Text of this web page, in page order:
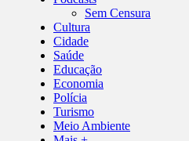
Sem Censura
Cultura
Cidade
Saúde
Educação
Economia
Polícia
Turismo
Meio Ambiente